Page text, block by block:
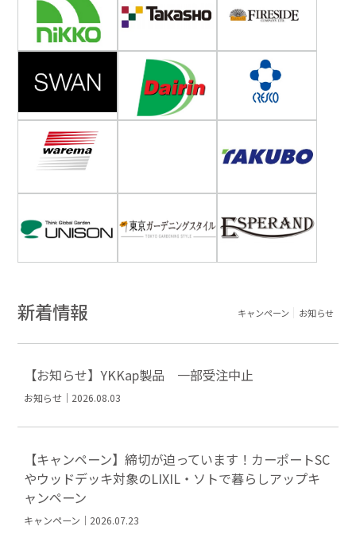
新着情報 キャンペーン お知らせ
【お知らせ】YKKap製品 一部受注中止
お知らせ｜2026.08.03
【キャンペーン】締切が迫っています！カーポートSC
やウッドデッキ対象のLIXIL・ソトで暮らしアップキ
ャンペーン
キャンペーン｜2026.07.23